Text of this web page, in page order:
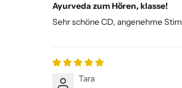
Ayurveda zum Hören, klasse!
Sehr schöne CD, angenehme
Tara